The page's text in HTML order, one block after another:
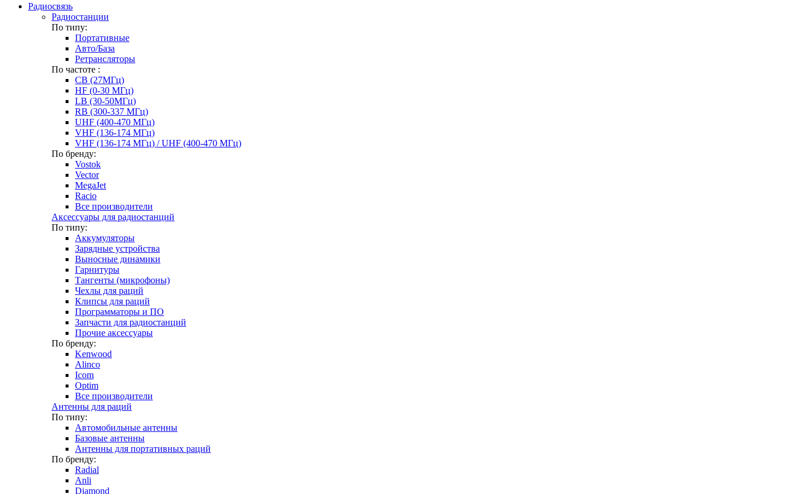
Радиосвязь
Радиостанции
По типу:
Портативные
Авто/База
Ретрансляторы
По частоте :
CB (27МГц)
HF (0-30 МГц)
LB (30-50МГц)
RB (300-337 МГц)
UHF (400-470 МГц)
VHF (136-174 МГц)
VHF (136-174 МГц) / UHF (400-470 МГц)
По бренду:
Vostok
Vector
MegaJet
Racio
Все производители
Аксессуары для радиостанций
По типу:
Аккумуляторы
Зарядные устройства
Выносные динамики
Гарнитуры
Тангенты (микрофоны)
Чехлы для раций
Клипсы для раций
Программаторы и ПО
Запчасти для радиостанций
Прочие аксессуары
По бренду:
Kenwood
Alinco
Icom
Optim
Все производители
Антенны для раций
По типу:
Автомобильные антенны
Базовые антенны
Антенны для портативных раций
По бренду:
Radial
Anli
Diamond